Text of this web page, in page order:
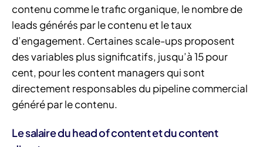
contenu comme le trafic organique, le nombre de
leads générés par le contenu et le taux
d’engagement. Certaines scale-ups proposent
des variables plus significatifs, jusqu’à 15 pour
cent, pour les content managers qui sont
directement responsables du pipeline commercial
généré par le contenu.
Le salaire du head of content et du content